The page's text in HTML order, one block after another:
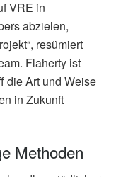
VRE in
abzielen,
resümiert
Flaherty ist
die Art und Weise
in Zukunft
Methoden